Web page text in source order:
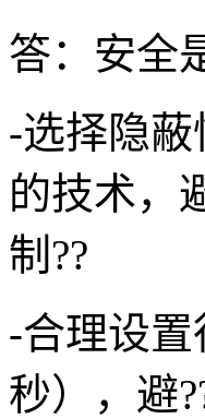
答：安全
-选择隐
的技术，
制??
-合理设置
秒），避